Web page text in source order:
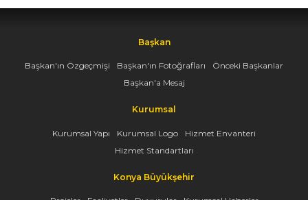
Başkan
Başkan'ın Özgeçmişi Başkan'ın Fotoğrafları
Önceki Başkanlar
Başkan'a Mesaj
Kurumsal
Kurumsal Yapı Kurumsal Logo
Hizmet Envanteri
Hizmet Standartları
Konya Büyükşehir